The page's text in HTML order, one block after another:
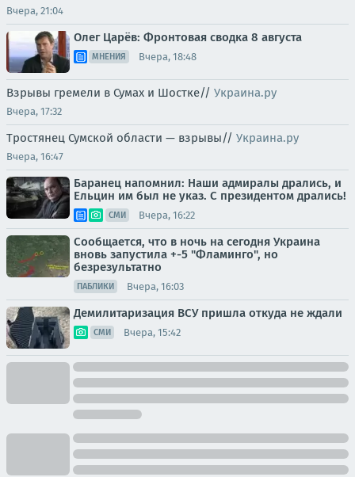
Вчера, 21:04
Олег Царёв: Фронтовая сводка 8 августа
МНЕНИЯ Вчера, 18:48
Взрывы гремели в Сумах и Шостке// Украина.ру
Вчера, 17:32
Тростянец Сумской области — взрывы// Украина.ру
Вчера, 16:47
Баранец напомнил: Наши адмиралы дрались, и
Ельцин им был не указ. С президентом дрались!
СМИ Вчера, 16:22
Сообщается, что в ночь на сегодня Украина
вновь запустила +-5 "Фламинго", но
безрезультатно
ПАБЛИКИ Вчера, 16:03
Демилитаризация ВСУ пришла откуда не ждали
СМИ Вчера, 15:42